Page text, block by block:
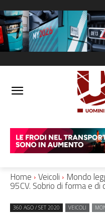
Home Veicoli Mondo
95CV. Sobrio di forma e di
360 AGO / SET 2020 VEICOLI